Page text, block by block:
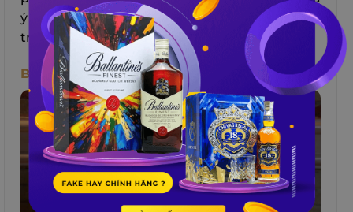
ý nghĩa hơn bao giờ hết, làm cho ngày kỷ niệm
trở thành một hành trình giải trí đặc biệt.
Bữa Tối Đặc Biệt